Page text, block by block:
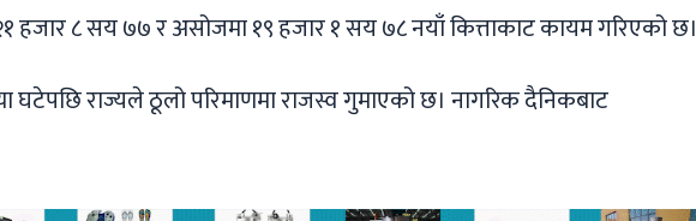
हजार ८ सय ७७ र असोजमा १९ हजार १ सय ७८ नयाँ कित्ताकाट कायम गरिएको छ।
घटेपछि राज्यले ठूलो परिमाणमा राजस्व गुमाएको छ। नागरिक दैनिकबाट